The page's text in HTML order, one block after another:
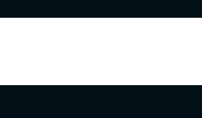
principal